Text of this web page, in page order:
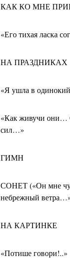
КАК КО МНЕ
«Его тихая ласка
НА ПРАЗДНИКАХ
«Я ушла в
«Как живучи они…
сил…»
ГИМН
СОНЕТ («Он мне
небрежный
НА КАРТИНКЕ
«Потише говори!..»